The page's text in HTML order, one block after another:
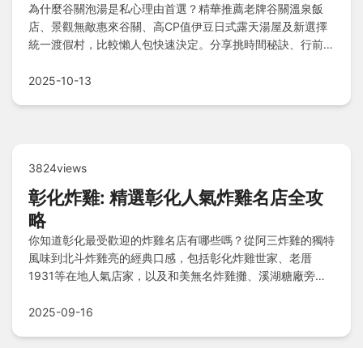
為什麼谷關泡湯是私心理由首選？精華推薦老牌谷關溫泉飯
店、景觀無敵惠來谷關、高CP值伊豆日式露天湯屋及新選擇
統一渡假村，比較懶人包快速決定。分享挑時間秘訣、行前準
伴手禮，還有省錢Q&A撇步，讓你玩得內行又超值！
2025-10-13
3824views
彰化炸雞: 精選彰化人氣炸雞名店全攻
略
你知道彰化最受歡迎的炸雞名店有哪些嗎？從阿三炸雞的獨特
風味到北斗炸雞亮的經典口感，包括彰化炸雞世家、老厝
1931等在地人氣店家，以及和美無名炸雞攤、溪湖糖廠旁隱
自品嘗發掘彰化炸雞的魅力吧！
2025-09-16